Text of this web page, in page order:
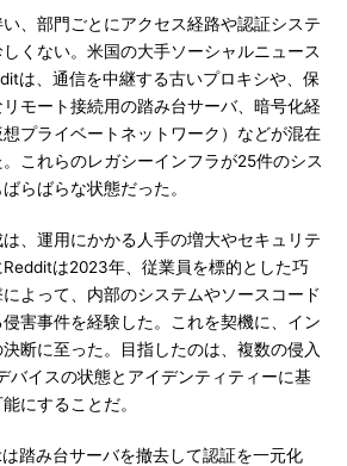
、部門ごとにアクセス経路や認証システ
くない。米国の大手ソーシャルニュース
は、通信を中継する古いプロキシや、保
モート接続用の踏み台サーバ、暗号化経
プライベートネットワーク）などが混在
これらのレガシーインフラが25件のシス
らばらな状態だった。
、運用にかかる人手の増大やセキュリテ
Redditは2023年、従業員を標的とした巧
よって、内部のシステムやソースコード
害事件を経験した。これを契機に、イン
断に至った。目指したのは、複数の侵入
バイスの状態とアイデンティティーに基
にすることだ。
踏み台サーバを撤去して認証を一元化